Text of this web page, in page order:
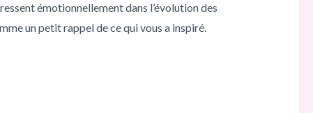
émotionnellement dans l’évolution des
un petit rappel de ce qui vous a inspiré.